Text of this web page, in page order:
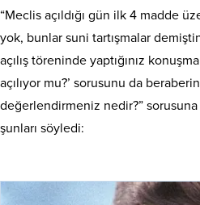
“Meclis açıldığı gün ilk 4 madde
yok, bunlar suni tartışmalar
açılış töreninde yaptığınız
açılıyor mu?’ sorusunu da
değerlendirmeniz nedir?”
şunları söyledi: